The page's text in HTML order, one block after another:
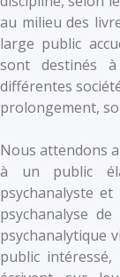
au milieu des
large public
sont destinés
différentes
prolongement,
Nous attendons
à un public
psychanalyste
psychanalyse
psychanalytique
public intéressé,